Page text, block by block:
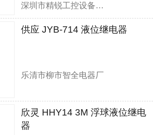
深圳市精锐工控设备有限公司
供应 JYB-714 液位继电器
乐清市柳市智全电器厂
欣灵 HHY14 3M 浮球液位继电
器